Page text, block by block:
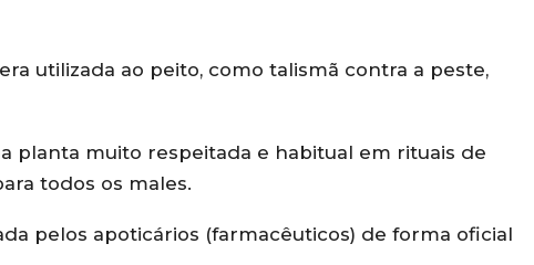
utilizada ao peito, como talismã contra a peste,
planta muito respeitada e habitual em rituais de
todos os males.
pelos apoticários (farmacêuticos) de forma oficial